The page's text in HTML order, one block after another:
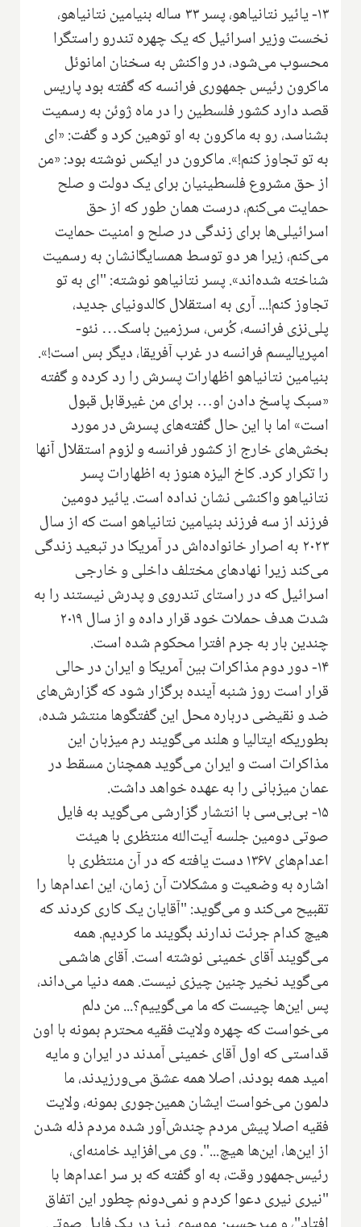
۱۳- یائیر نتانیاهو، پسر ۳۳ ساله بنیامین نتانیاهو،
نخست وزیر اسرائیل که یک چهره تندرو راستگرا
محسوب می‌شود، در واکنش به سخنان امانوئل
ماکرون رئیس جمهوری فرانسه که گفته بود پاریس
قصد دارد کشور فلسطین را در ماه ژوئن به رسمیت
بشناسد، رو به ماکرون به او توهین کرد و گفت: «ای
به تو تجاوز کنم!». ماکرون در ایکس نوشته بود: «من
از حق مشروع فلسطینیان برای یک دولت و صلح
حمایت می‌کنم، درست همان طور که از حق
اسرائیلی‌ها برای زندگی در صلح و امنیت حمایت
می‌کنم، زیرا هر دو توسط همسایگانشان به رسمیت
شناخته شده‌اند». پسر نتانیاهو نوشته: "ای به تو
تجاوز کنم!... آری به استقلال کالدونیای جدید،
پلی‌نزی فرانسه، کُرس، سرزمین باسک… نئو-
امپریالیسم فرانسه در غرب آفریقا، دیگر بس است!».
بنیامین نتانیاهو اظهارات پسرش را رد کرده و گفته
«سبک پاسخ دادن او… برای من غیرقابل قبول
است» اما با این حال گفته‌های پسرش در مورد
بخش‌های خارج از کشور فرانسه و لزوم استقلال آنها
را تکرار کرد. کاخ الیزه هنوز به اظهارات پسر
نتانیاهو واکنشی نشان نداده است. یائیر دومین
فرزند از سه فرزند بنیامین نتانیاهو است که از سال
۲۰۲۳ به اصرار خانواده‌اش در آمریکا در تبعید زندگی
می‌کند زیرا نهادهای مختلف داخلی و خارجی
اسرائیل که در راستای تندروی و پدرش نیستند را به
شدت هدف حملات خود قرار داده و از سال ۲۰۱۹
چندین بار به جرم افترا محکوم شده است.
۱۴- دور دوم مذاکرات بین آمریکا و ایران در حالی
قرار است روز شنبه آینده برگزار شود که گزارش‌های
ضد و نقیضی درباره محل این گفتگوها منتشر شده،
بطوریکه ایتالیا و هلند می‌گویند رم میزبان این
مذاکرات است و ایران می‌گوید همچنان مسقط در
عمان میزبانی را به عهده خواهد داشت.
۱۵- بی‌بی‌سی با انتشار گزارشی می‌گوید به فایل
صوتی دومین جلسه آیت‌الله منتظری با هیئت
اعدام‌های ۱۳۶۷ دست یافته که در آن منتظری با
اشاره به وضعیت و مشکلات آن زمان، این اعدام‌ها را
تقبیح می‌کند و می‌گوید: "آقایان یک کاری کردند که
هیچ کدام جرئت ندارند بگویند ما کردیم. همه
می‌گویند آقای خمینی نوشته است. آقای هاشمی
می‌گوید نخیر چنین چیزی نیست. همه دنیا می‌داند،
پس این‌ها چیست که ما می‌گوییم؟... من دلم
می‌خواست که چهره ولایت فقیه محترم بمونه با اون
قداستی که اول آقای خمینی آمدند در ایران و مایه
امید همه بودند، اصلا همه عشق می‌ورزیدند، ما
دلمون می‌خواست ایشان همین‌جوری بمونه، ولایت
فقیه اصلا پیش مردم چندش‌آور شده مردم ذله شدن
از این‌ها، این‌ها هیچ...". وی می‌افزاید خامنه‌ای،
رئیس‌جمهور وقت، به او گفته که بر سر اعدام‌ها با
"نیری نیری دعوا کردم و نمی‌دونم چطور این اتفاق